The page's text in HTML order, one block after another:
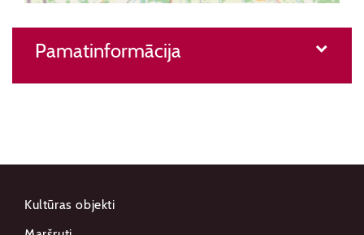
Pamatinformācija
Kultūras objekti